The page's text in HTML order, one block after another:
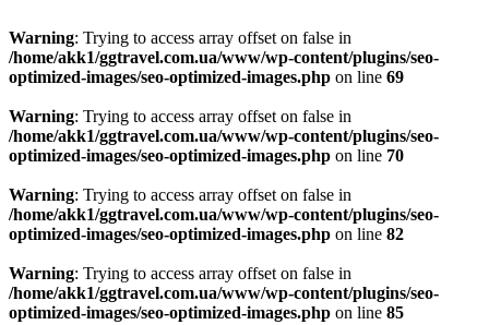
Warning: Trying to access array offset on false in
/home/akk1/ggtravel.com.ua/www/wp-content/plugins/seo-
optimized-images/seo-optimized-images.php on line 69
Warning: Trying to access array offset on false in
/home/akk1/ggtravel.com.ua/www/wp-content/plugins/seo-
optimized-images/seo-optimized-images.php on line 70
Warning: Trying to access array offset on false in
/home/akk1/ggtravel.com.ua/www/wp-content/plugins/seo-
optimized-images/seo-optimized-images.php on line 82
Warning: Trying to access array offset on false in
/home/akk1/ggtravel.com.ua/www/wp-content/plugins/seo-
optimized-images/seo-optimized-images.php on line 85